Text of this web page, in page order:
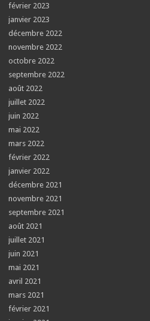
février 2023
janvier 2023
décembre 2022
novembre 2022
octobre 2022
septembre 2022
août 2022
juillet 2022
juin 2022
mai 2022
mars 2022
février 2022
janvier 2022
décembre 2021
novembre 2021
septembre 2021
août 2021
juillet 2021
juin 2021
mai 2021
avril 2021
mars 2021
février 2021